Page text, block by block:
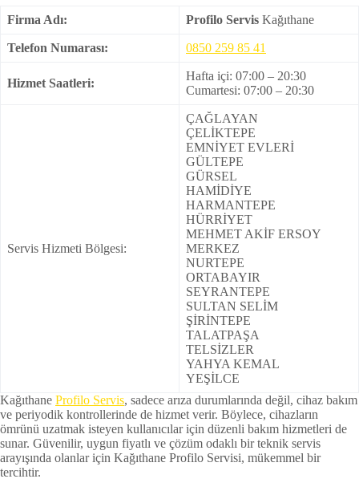
Firma Adı: Profilo Servis Kağıthane
Telefon Numarası: 0850 259 85 41
Hizmet Saatleri:
Hafta içi: 07:00 – 20:30
Cumartesi: 07:00 – 20:30
Servis Hizmeti Bölgesi:
ÇAĞLAYAN
ÇELİKTEPE
EMNİYET EVLERİ
GÜLTEPE
GÜRSEL
HAMİDİYE
HARMANTEPE
HÜRRİYET
MEHMET AKİF ERSOY
MERKEZ
NURTEPE
ORTABAYIR
SEYRANTEPE
SULTAN SELİM
ŞİRİNTEPE
TALATPAŞA
TELSİZLER
YAHYA KEMAL
YEŞİLCE
Kağıthane Profilo Servis, sadece arıza durumlarında değil, cihaz bakım
ve periyodik kontrollerinde de hizmet verir. Böylece, cihazların
ömrünü uzatmak isteyen kullanıcılar için düzenli bakım hizmetleri de
sunar. Güvenilir, uygun fiyatlı ve çözüm odaklı bir teknik servis
arayışında olanlar için Kağıthane Profilo Servisi, mükemmel bir
tercihtir.